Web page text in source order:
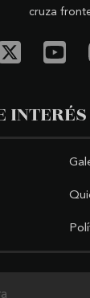
cruza
INTERÉS